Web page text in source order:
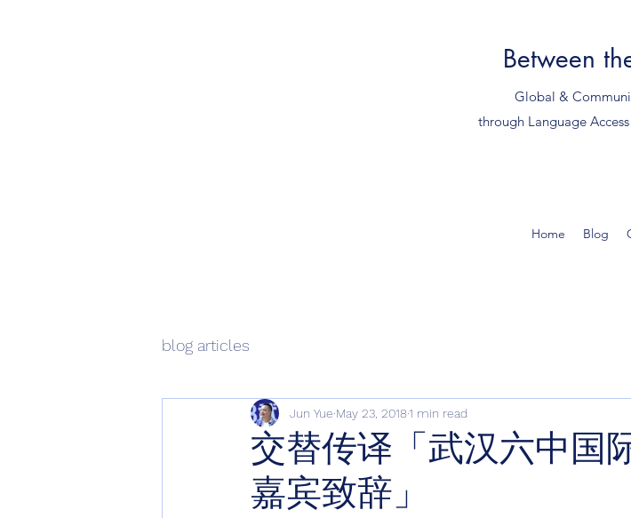
Between
Global &
through Language
Home Blog
blog articles
交替传译「武汉六中国
嘉宾致辞」
Jun Yue May 23, 20181 min read